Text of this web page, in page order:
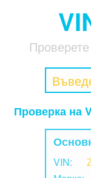
Проверка на
VIN: